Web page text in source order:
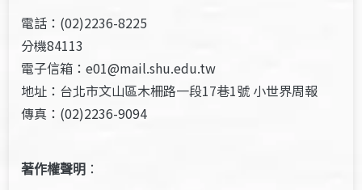
電話：(02)2236-8225
分機84113
電子信箱：e01@mail.shu.edu.tw
地址：台北市文山區木柵路一段17巷1號 小世界周報
傳真：(02)2236-9094
著作權聲明 ：